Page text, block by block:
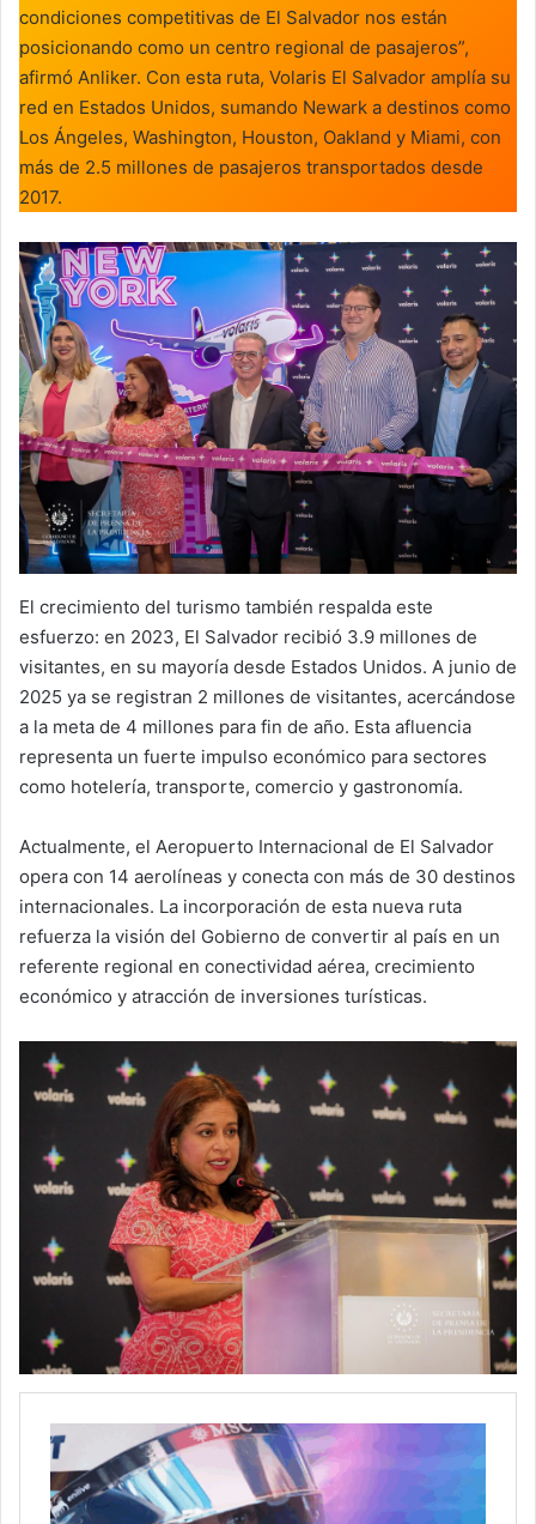
condiciones competitivas de El Salvador nos están
posicionando como un centro regional de pasajeros”,
afirmó Anliker. Con esta ruta, Volaris El Salvador amplía su
red en Estados Unidos, sumando Newark a destinos como
Los Ángeles, Washington, Houston, Oakland y Miami, con
más de 2.5 millones de pasajeros transportados desde
2017.
El crecimiento del turismo también respalda este
esfuerzo: en 2023, El Salvador recibió 3.9 millones de
visitantes, en su mayoría desde Estados Unidos. A junio de
2025 ya se registran 2 millones de visitantes, acercándose
a la meta de 4 millones para fin de año. Esta afluencia
representa un fuerte impulso económico para sectores
como hotelería, transporte, comercio y gastronomía.
Actualmente, el Aeropuerto Internacional de El Salvador
opera con 14 aerolíneas y conecta con más de 30 destinos
internacionales. La incorporación de esta nueva ruta
refuerza la visión del Gobierno de convertir al país en un
referente regional en conectividad aérea, crecimiento
económico y atracción de inversiones turísticas.